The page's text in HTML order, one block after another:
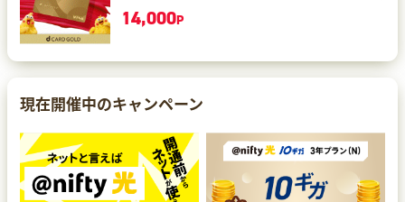
14,000P
現在開催中のキャンペーン